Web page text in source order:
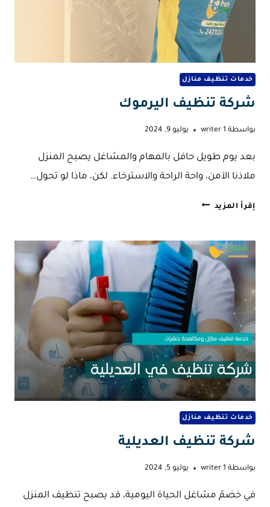
خدمات تنظيف منازل
شركة تنظيف اليرموك
بواسطة writer 1 يوليو 9, 2024
بعد يوم طويل حافل بالمهام والمشاغل يصبح المنزل
ملاذنا الآمن، واحة الراحة والاسترخاء. لكن، ماذا لو تحول…
إقرأ المزيد شركة
خدمات تنظيف منازل
شركة تنظيف العديلية
بواسطة writer 1 يوليو 5, 2024
في خضمّ مشاغل الحياة اليومية، قد يصبح تنظيف المنزل